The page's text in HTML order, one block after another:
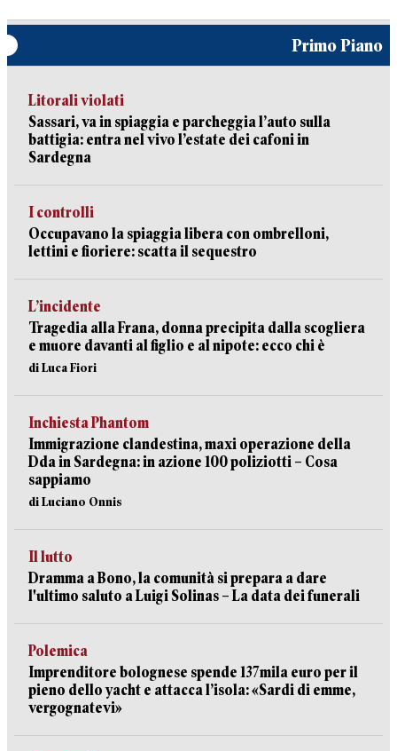
Primo Piano
Litorali violati
Sassari, va in spiaggia e parcheggia l’auto sulla
battigia: entra nel vivo l’estate dei cafoni in
Sardegna
I controlli
Occupavano la spiaggia libera con ombrelloni,
lettini e fioriere: scatta il sequestro
L’incidente
Tragedia alla Frana, donna precipita dalla scogliera
e muore davanti al figlio e al nipote: ecco chi è
di Luca Fiori
Inchiesta Phantom
Immigrazione clandestina, maxi operazione della
Dda in Sardegna: in azione 100 poliziotti – Cosa
sappiamo
di Luciano Onnis
Il lutto
Dramma a Bono, la comunità si prepara a dare
l'ultimo saluto a Luigi Solinas – La data dei funerali
Polemica
Imprenditore bolognese spende 137mila euro per il
pieno dello yacht e attacca l’isola: «Sardi di emme,
vergognatevi»